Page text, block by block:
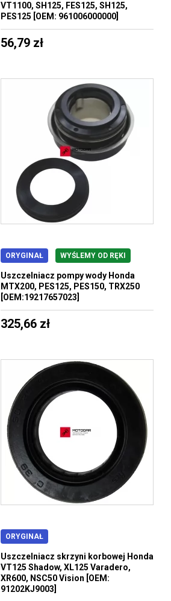
VT1100, SH125, FES125, SH125,
PES125 [OEM: 961006000000]
56,79 zł
ORYGINAŁ WYŚLEMY OD RĘKI
Uszczelniacz pompy wody Honda
MTX200, PES125, PES150, TRX250
[OEM:19217657023]
325,66 zł
ORYGINAŁ
Uszczelniacz skrzyni korbowej Honda
VT125 Shadow, XL125 Varadero,
XR600, NSC50 Vision [OEM:
91202KJ9003]